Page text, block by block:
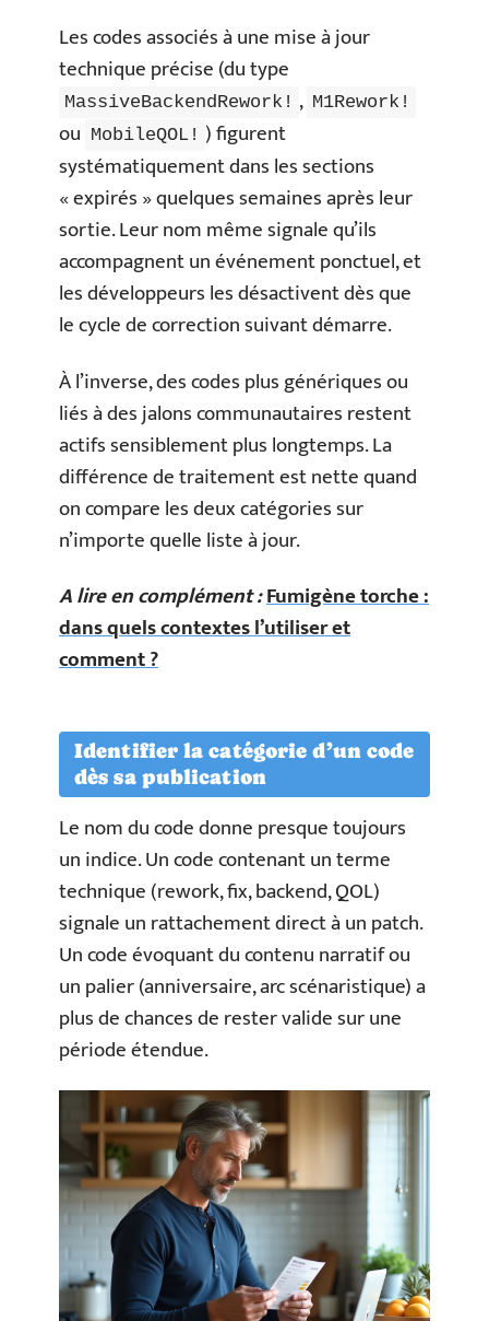
Les codes associés à une mise à jour
technique précise (du type
MassiveBackendRework! , M1Rework!
ou MobileQOL! ) figurent
systématiquement dans les sections
« expirés » quelques semaines après leur
sortie. Leur nom même signale qu’ils
accompagnent un événement ponctuel, et
les développeurs les désactivent dès que
le cycle de correction suivant démarre.
À l’inverse, des codes plus génériques ou
liés à des jalons communautaires restent
actifs sensiblement plus longtemps. La
différence de traitement est nette quand
on compare les deux catégories sur
n’importe quelle liste à jour.
A lire en complément :Fumigène torche :
dans quels contextes l’utiliser et
comment ?
Identifier la catégorie d’un code
dès sa publication
Le nom du code donne presque toujours
un indice. Un code contenant un terme
technique (rework, fix, backend, QOL)
signale un rattachement direct à un patch.
Un code évoquant du contenu narratif ou
un palier (anniversaire, arc scénaristique) a
plus de chances de rester valide sur une
période étendue.